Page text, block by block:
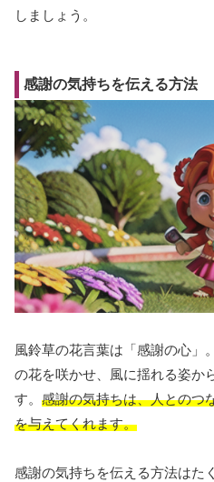
しましょう。
感謝の気持ちを伝える方法
風鈴草の花言葉は「感謝の心」
の花を咲かせ、風に揺れる姿か
す。 感謝の気持ちは、人とのつ
を与えてくれます。
感謝の気持ちを伝える方法はた